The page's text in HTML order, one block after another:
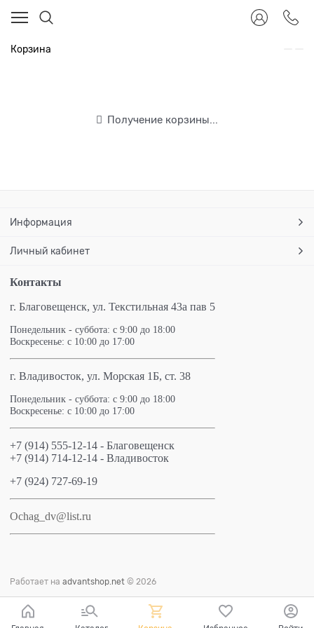
Корзина
Получение корзины...
Информация
Личный кабинет
Контакты
г. Благовещенск, ул. Текстильная 43а пав 5
Понедельник - суббота: с 9:00 до 18:00
Воскресенье: с 10:00 до 17:00
г. Владивосток, ул. Морская 1Б, ст. 38
Понедельник - суббота: с 9:00 до 18:00
Воскресенье: с 10:00 до 17:00
+7 (914) 555-12-14 - Благовещенск
+7 (914) 714-12-14 - Владивосток
+7 (924) 727-69-19
Ochag_dv@list.ru
Работает на advantshop.net © 2026